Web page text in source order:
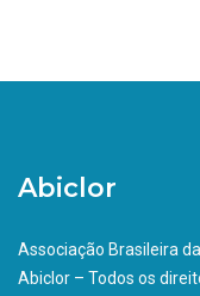
Abiclor
Associação Brasileira
Abiclor – Todos os